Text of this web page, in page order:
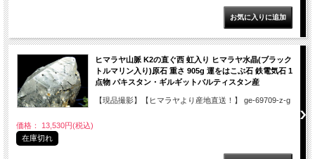
ヒマラヤ山脈 K2の直ぐ西 虹入り ヒマラヤ水晶(ブラック
トルマリン入り)原石 重さ 905g 運をはこぶ石 鉄電気石 1
点物 パキスタン・ギルギットバルティスタン産
【現品撮影】【ヒマラヤより産地直送！】 ge-69709-z-g
価格： 13,530円(税込)
在庫切れ